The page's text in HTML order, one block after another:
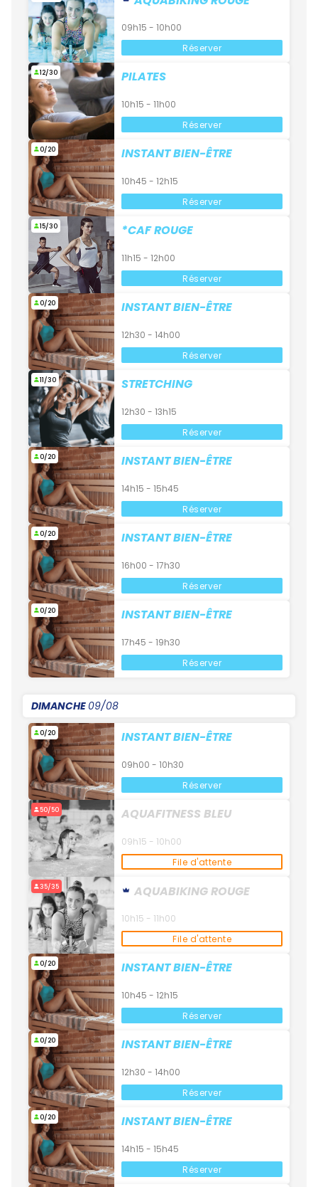
09h15 - 10h00
Réserver
12/30 PILATES
10h15 - 11h00
Réserver
0/20 INSTANT BIEN-ÊTRE
10h45 - 12h15
Réserver
15/30 *CAF ROUGE
11h15 - 12h00
Réserver
0/20 INSTANT BIEN-ÊTRE
12h30 - 14h00
Réserver
11/30 STRETCHING
12h30 - 13h15
Réserver
0/20 INSTANT BIEN-ÊTRE
14h15 - 15h45
Réserver
0/20 INSTANT BIEN-ÊTRE
16h00 - 17h30
Réserver
0/20 INSTANT BIEN-ÊTRE
17h45 - 19h30
Réserver
DIMANCHE 09/08
0/20 INSTANT BIEN-ÊTRE
09h00 - 10h30
Réserver
50/50 AQUAFITNESS BLEU
09h15 - 10h00
File d'attente
35/35 AQUABIKING ROUGE
10h15 - 11h00
File d'attente
0/20 INSTANT BIEN-ÊTRE
10h45 - 12h15
Réserver
0/20 INSTANT BIEN-ÊTRE
12h30 - 14h00
Réserver
0/20 INSTANT BIEN-ÊTRE
14h15 - 15h45
Réserver